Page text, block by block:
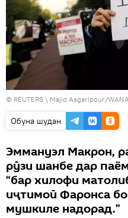
© REUTERS \ Majid Asgaripour/WANA
Обуна шудан
Эммануэл Макрон,
рӯзи шанбе дар
“бар хилофи
иҷтимоӣ Фаронса
мушкиле надорад.”